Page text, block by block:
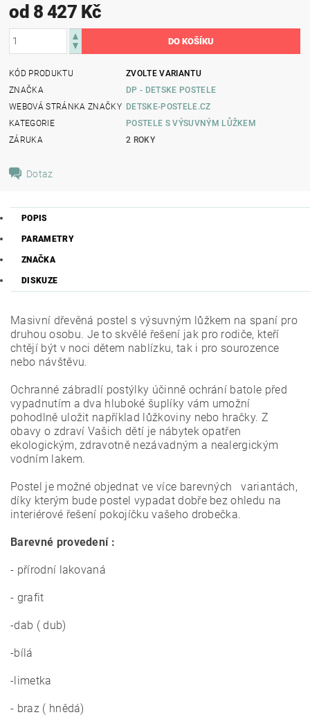
od 8 427 Kč
KÓD PRODUKTU
ZVOLTE VARIANTU
ZNAČKA
DP - DETSKE POSTELE
WEBOVÁ STRÁNKA ZNAČKY DETSKE-POSTELE.CZ
KATEGORIE
POSTELE S VÝSUVNÝM LŮŽKEM
ZÁRUKA
2 ROKY
Dotaz
POPIS
PARAMETRY
ZNAČKA
DISKUZE
Masivní dřevěná postel s výsuvným lůžkem na spaní pro
druhou osobu. Je to skvělé řešení jak pro rodiče, kteří
chtějí být v noci dětem nablízku, tak i pro sourozence
nebo návštěvu.
Ochranné zábradlí postýlky účinně ochrání batole před
vypadnutím a dva hluboké šuplíky vám umožní
pohodlně uložit například lůžkoviny nebo hračky. Z
obavy o zdraví Vašich dětí je nábytek opatřen
ekologickým, zdravotně nezávadným a nealergickým
vodním lakem.
Postel je možné objednat ve více barevných variantách,
díky kterým bude postel vypadat dobře bez ohledu na
interiérové ​​řešení pokojíčku vašeho drobečka.
Barevné provedení :
- přírodní lakovaná
- grafit
-dab ( dub)
-bílá
-limetka
- braz ( hnědá)